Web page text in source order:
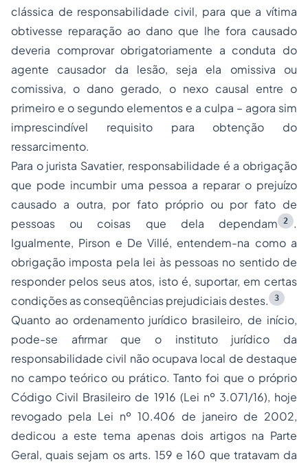
clássica de responsabilidade civil, para que a vítima
obtivesse reparação ao dano que lhe fora causado
deveria comprovar obrigatoriamente a conduta do
agente causador da lesão, seja ela omissiva ou
comissiva, o dano gerado, o nexo causal entre o
primeiro e o segundo elementos e a culpa – agora sim
imprescindível requisito para obtenção do
ressarcimento.
Para o jurista Savatier, responsabilidade é a obrigação
que pode incumbir uma pessoa a reparar o prejuízo
causado a outra, por fato próprio ou por fato de
pessoas ou coisas que dela dependam
2
.
Igualmente, Pirson e De Villé, entendem-na como a
obrigação imposta pela lei às pessoas no sentido de
responder pelos seus atos, isto é, suportar, em certas
condições as conseqüências prejudiciais destes.
3
Quanto ao ordenamento jurídico brasileiro, de início,
pode-se afirmar que o instituto jurídico da
responsabilidade civil não ocupava local de destaque
no campo teórico ou prático. Tanto foi que o próprio
Código Civil Brasileiro de 1916 (Lei nº 3.071/16), hoje
revogado pela Lei nº 10.406 de janeiro de 2002,
dedicou a este tema apenas dois artigos na Parte
Geral, quais sejam os arts. 159 e 160 que tratavam da